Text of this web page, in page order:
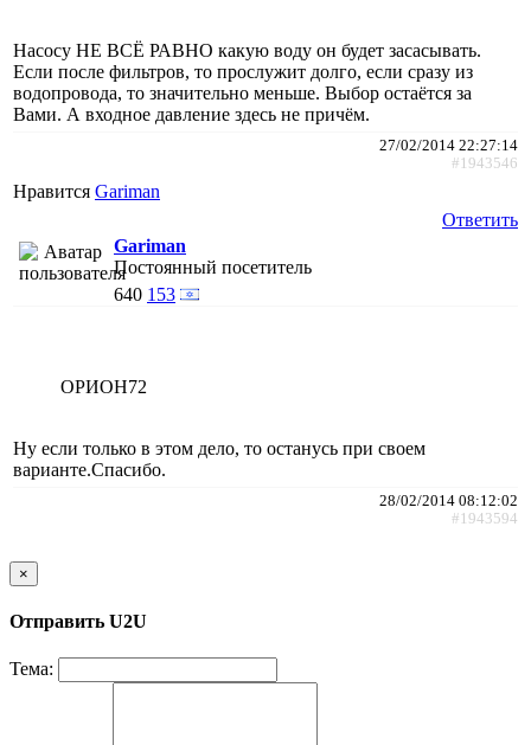
Насосу НЕ ВСЁ РАВНО какую воду он будет засасывать.
Если после фильтров, то прослужит долго, если сразу из
водопровода, то значительно меньше. Выбор остаётся за
Вами. А входное давление здесь не причём.
27/02/2014 22:27:14
#1943546
Нравится Gariman
Ответить
Gariman
Постоянный посетитель
640 153
ОРИОН72
Ну если только в этом дело, то останусь при своем
варианте.Спасибо.
28/02/2014 08:12:02
#1943594
×
Отправить U2U
Тема: